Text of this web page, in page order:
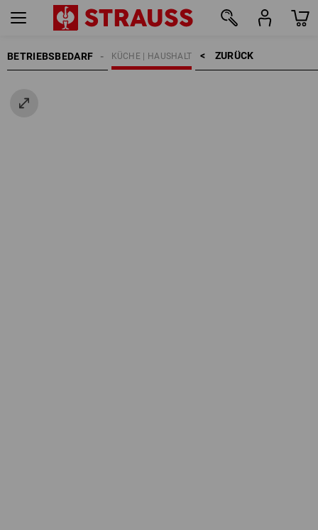
BETRIEBSBEDARF ZURÜCK    >
KÜCHE | HAUSHALT